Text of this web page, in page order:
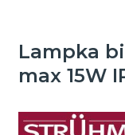
Lampka
max 15W